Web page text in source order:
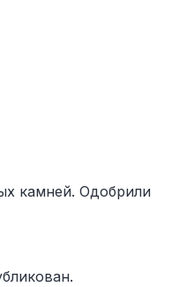
камней. Одобрили